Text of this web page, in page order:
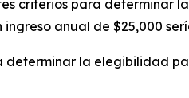
criterios para
anual de $25,000
determinar la elegibilidad